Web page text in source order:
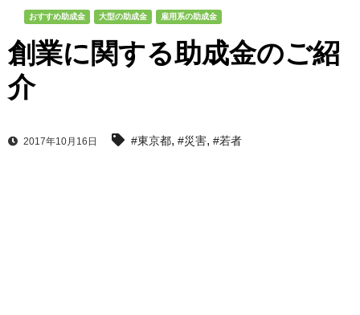
おすすめ助成金 大型の助成金 雇用系の助成金
創業に関する助成金のご紹
介
2017年10月16日 #東京都, #災害, #若者